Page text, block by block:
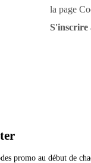
la page
S'inscrire
promo au début de